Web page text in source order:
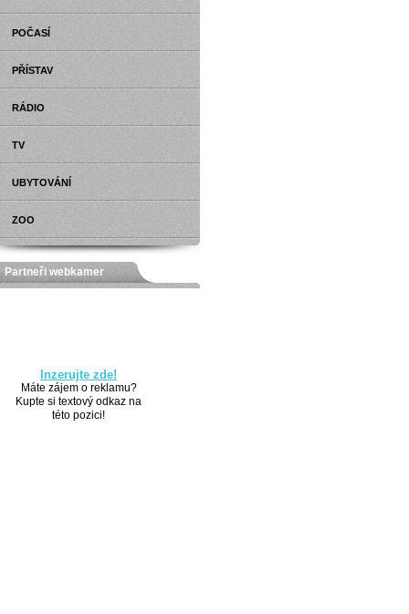
POČASÍ
PŘÍSTAV
RÁDIO
TV
UBYTOVÁNÍ
ZOO
Partneři webkamer
Inzerujte zde!
Máte zájem o reklamu?
Kupte si textový odkaz na
této pozici!